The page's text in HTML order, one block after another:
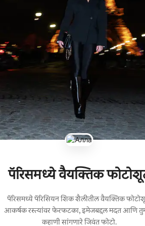
पॅरिसमध्ये वैयक्तिक
पॅरिसमध्ये पॅरिसियन शिक शैलीतील वैयक्तिक
आकर्षक रस्त्यांवर फेरफटका, इमेजबद्दल मदत आणि
कहाणी सांगणारे जिवंत फोटो.